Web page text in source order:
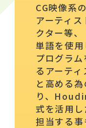
CG映像系
アーティ
クター等
単語を使用
プログラ
るアーテ
と高める
り、
式を活用
担当する事